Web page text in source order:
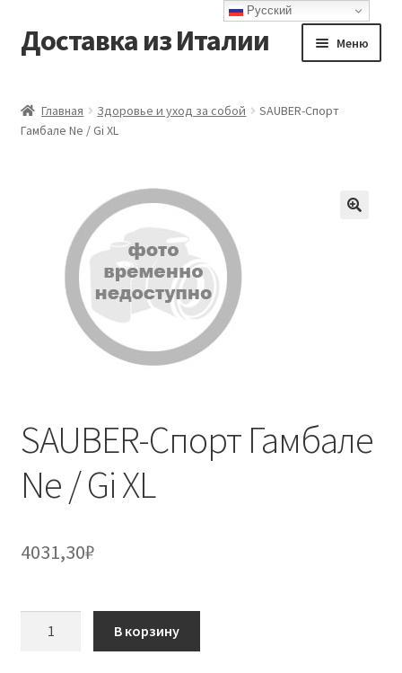
Перейти
к
Перейти
к
Доставка из Италии Меню
Доставка
Оформление заказа
Главная Здоровье и уход за собой
SAUBER-Спорт
Гамбале Ne / Gi XL
SAUBER-Спорт Гамбале
Ne / Gi XL
4031,30₽
В корзину
Русский